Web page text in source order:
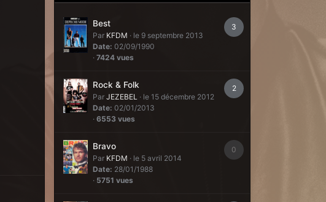
3
Best
Par KFDM · le 9 septembre 2013
Date: 02/09/1990
·7424 vues
2
Rock & Folk
ParJEZEBEL · le 15 décembre 2012
Date: 02/01/2013
·6553 vues
0
Bravo
Par KFDM · le 5 avril 2014
Date: 28/01/1988
· 5751 vues